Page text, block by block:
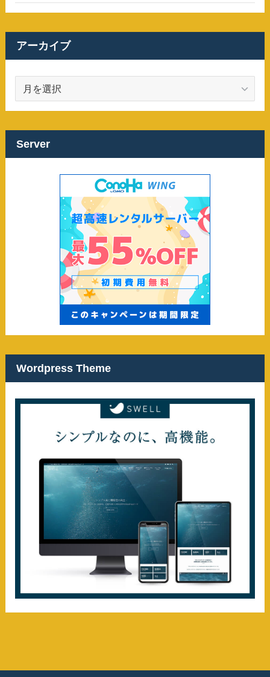
アーカイブ
カ
イ
ブ
Server
Wordpress Theme